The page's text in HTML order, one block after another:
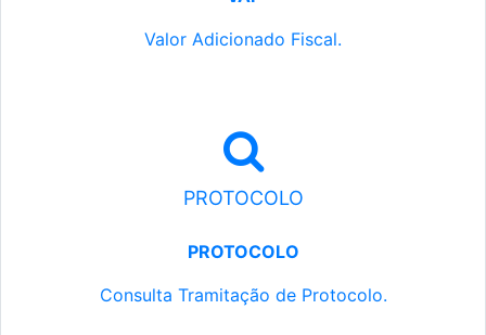
Valor Adicionado Fiscal.
PROTOCOLO
PROTOCOLO
Consulta Tramitação de Protocolo.